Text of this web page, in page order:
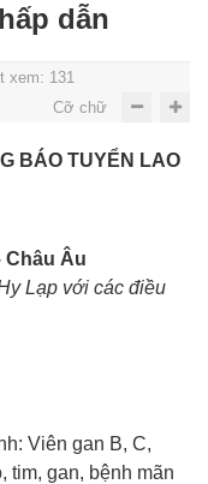
dẫn
xem: 131
Cỡ chữ
BÁO TUYỂN LAO
Châu Âu
Lạp với các điều
Viên gan B, C,
tim, gan, bệnh mãn